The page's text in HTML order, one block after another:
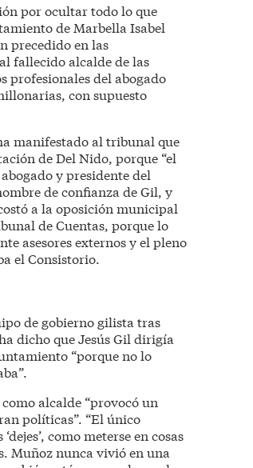
por ocultar todo lo que
de Marbella Isabel
precedido en las
fallecido alcalde de las
profesionales del abogado
con supuesto
manifestado al tribunal que
de Del Nido, porque “el
y presidente del
de confianza de Gil, y
a la oposición municipal
de Cuentas, porque lo
asesores externos y el pleno
el Consistorio.
de gobierno gilista tras
dicho que Jesús Gil dirigía
“porque no lo
alcalde “provocó un
políticas”. “El único
como meterse en cosas
Muñoz nunca vivió en una